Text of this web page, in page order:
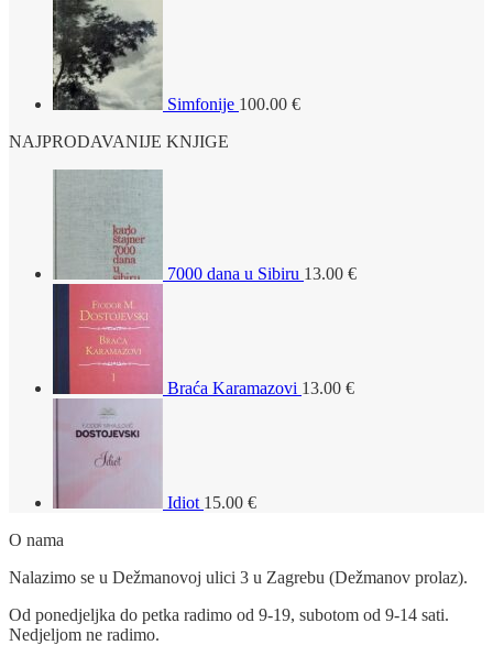
Simfonije 100.00 €
NAJPRODAVANIJE KNJIGE
7000 dana u Sibiru 13.00 €
Braća Karamazovi 13.00 €
Idiot 15.00 €
O nama
Nalazimo se u Dežmanovoj ulici 3 u Zagrebu (Dežmanov prolaz).
Od ponedjeljka do petka radimo od 9-19, subotom od 9-14 sati.
Nedjeljom ne radimo.